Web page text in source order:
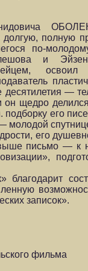
полную
по-
и
освоил
десятилетия —
щедро
его
его
письмо — к
благодарит
записок».
фильма